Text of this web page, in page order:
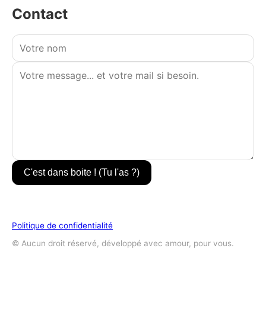
Contact
C'est dans boite ! (Tu l'as ?)
Politique de confidentialité
© Aucun droit réservé, développé avec amour, pour vous.